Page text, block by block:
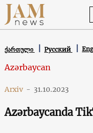
ქართული Русский
Azərbaycan
Arxiv - 31.10.2023
Azərbaycanda